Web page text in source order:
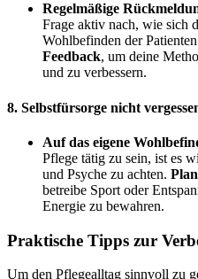
Regelmäßige
Frage aktiv nach, wie sich
Wohlbefinden der
Feedback, um deine
und zu verbessern.
8. Selbstfürsorge nicht
Auf das eigene
Pflege tätig zu sein, ist es
und Psyche zu achten.
betreibe Sport oder
Energie zu bewahren.
Praktische Tipps zur
Um den Pflegealltag sinnvoll zu